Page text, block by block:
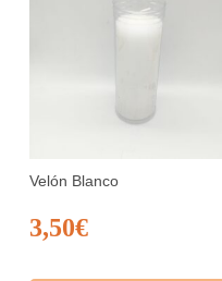
Velón Blanco
3,50€